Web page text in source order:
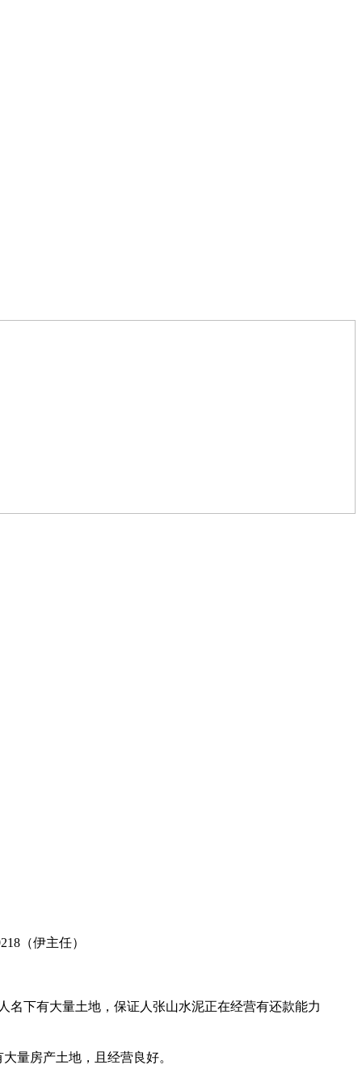
（伊主任）
名下有大量土地，保证人张山水泥正在经营有还款能力
量房产土地，且经营良好。